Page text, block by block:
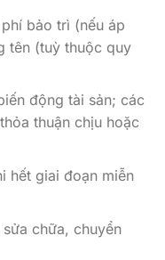
bảo trì (nếu áp
tên (tuỳ thuộc quy
động tài sản; các
thuận chịu hoặc
hết giai đoạn miễn
chữa, chuyển